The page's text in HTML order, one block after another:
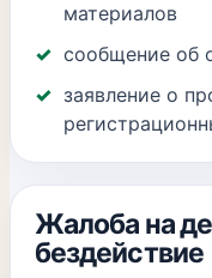
материалов
сообщение об
заявление о
Жалоба на
бездействие